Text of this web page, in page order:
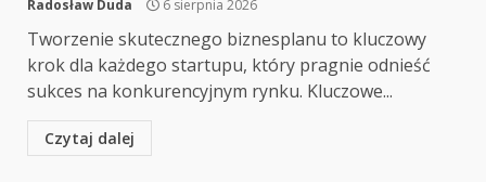
Radosław Duda 6 sierpnia 2026
Tworzenie skutecznego biznesplanu to kluczowy
krok dla każdego startupu, który pragnie odnieść
sukces na konkurencyjnym rynku. Kluczowe...
Czytaj dalej